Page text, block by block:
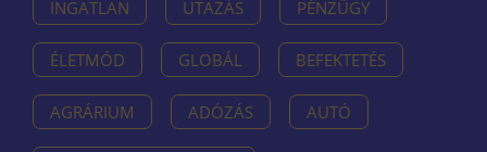
INGATLAN UTAZÁS PÉNZÜGY
ÉLETMÓD GLOBÁL BEFEKTETÉS
AGRÁRIUM ADÓZÁS AUTÓ